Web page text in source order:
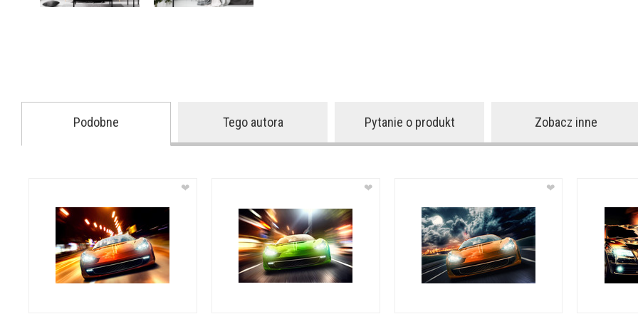
Podobne Tego autora Pytanie o produkt Zobacz inne
❤ ❤ ❤